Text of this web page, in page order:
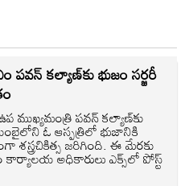
పవన్ కల్యాణ్‌కు భుజం సర్జరీ
ముఖ్యమంత్రి పవన్ కల్యాణ్‌కు
ఓ ఆస్పత్రిలో భుజానికి
శస్త్రచికిత్స జరిగింది. ఈ మేరకు
కార్యాలయ అధికారులు ఎక్స్‌లో పోస్ట్